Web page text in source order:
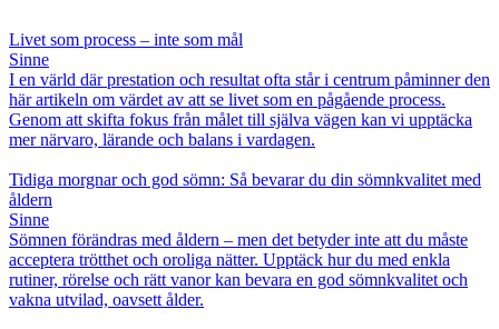
Livet som process – inte som mål
Sinne
I en värld där prestation och resultat ofta står i centrum påminner den
här artikeln om värdet av att se livet som en pågående process.
Genom att skifta fokus från målet till själva vägen kan vi upptäcka
mer närvaro, lärande och balans i vardagen.
Tidiga morgnar och god sömn: Så bevarar du din sömnkvalitet med
åldern
Sinne
Sömnen förändras med åldern – men det betyder inte att du måste
acceptera trötthet och oroliga nätter. Upptäck hur du med enkla
rutiner, rörelse och rätt vanor kan bevara en god sömnkvalitet och
vakna utvilad, oavsett ålder.